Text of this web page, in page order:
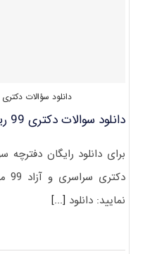
دانلود سؤالات دکتری 99
دانلود سوالات دکتری 99 ریززیست فناوری کد 2245
برای دانلود رایگان
نمایید: دانلود [...]